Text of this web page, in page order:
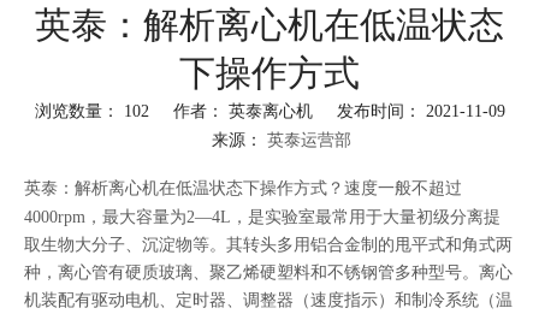
英泰：解析离心机在低温状态
下操作方式
浏览数量： 102作者： 英泰离心机 发布时间： 2021-11-09
来源： 英泰运营部
["facebook","twitter","line","wechat","linkedin","pinterest","whatsapp"]
英泰：解析离心机在低温状态下操作方式？速度一般不超过
4000rpm，最大容量为2—4L，是实验室最常用于大量初级分离提
取生物大分子、沉淀物等。其转头多用铝合金制的甩平式和角式两
种，离心管有硬质玻璃、聚乙烯硬塑料和不锈钢管多种型号。离心
机装配有驱动电机、定时器、调整器（速度指示）和制冷系统（温